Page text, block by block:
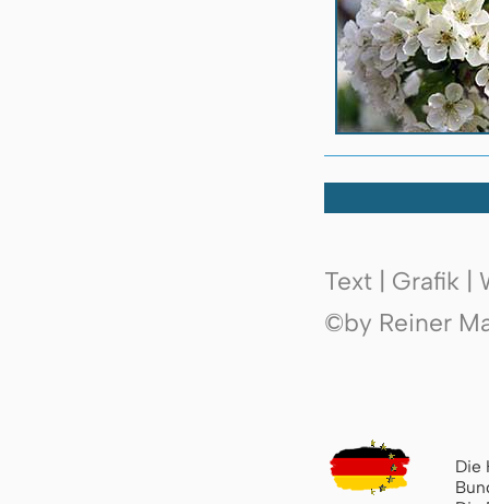
Text | Grafik |
©by Reiner
Die